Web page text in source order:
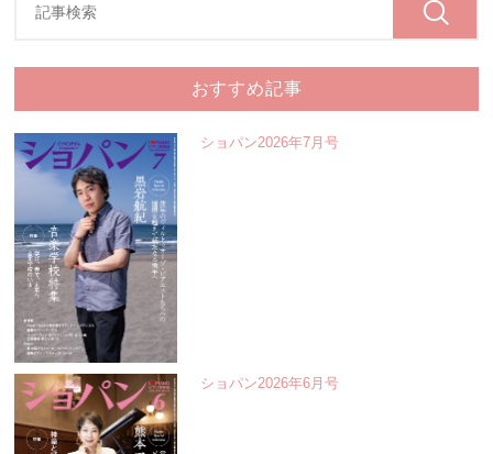
おすすめ記事
ショパン2026年7月号
ショパン2026年6月号